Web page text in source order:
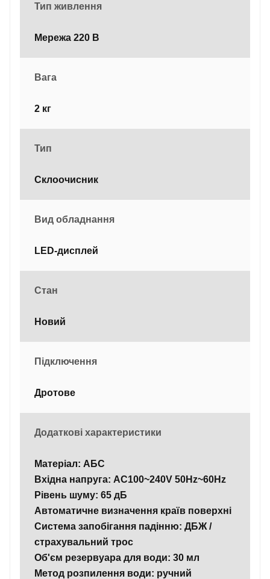
Тип живлення
Мережа 220 В
Вага
2 кг
Тип
Склоочисник
Вид обладнання
LED-дисплей
Стан
Новий
Підключення
Дротове
Додаткові характеристики
Матеріал: АБС
Вхідна напруга: AC100~240V 50Hz~60Hz
Рівень шуму: 65 дБ
Автоматичне визначення країв поверхні
Система запобігання падінню: ДБЖ /
страхувальний трос
Об'єм резервуара для води: 30 мл
Метод розпилення води: ручний